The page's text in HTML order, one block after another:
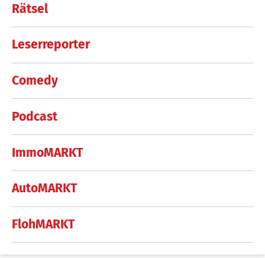
Rätsel
Leserreporter
Comedy
Podcast
ImmoMARKT
AutoMARKT
FlohMARKT